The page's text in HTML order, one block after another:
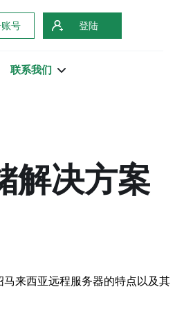
号 登陆
联系我们
解决方案
来西亚远程服务器的特点以及其